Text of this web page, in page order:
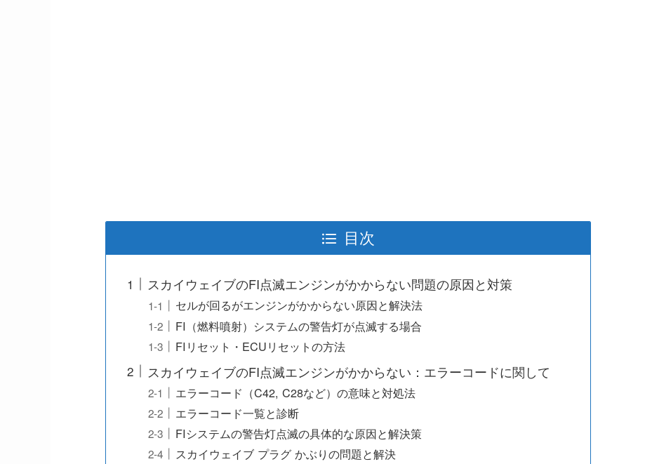
目次
スカイウェイブのFI点滅エンジンがかからない問題の原因と対策
セルが回るがエンジンがかからない原因と解決法
FI（燃料噴射）システムの警告灯が点滅する場合
FIリセット・ECUリセットの方法
スカイウェイブのFI点滅エンジンがかからない：エラーコードに関して
エラーコード（C42, C28など）の意味と対処法
エラーコード一覧と診断
FIシステムの警告灯点滅の具体的な原因と解決策
スカイウェイブ プラグ かぶりの問題と解決